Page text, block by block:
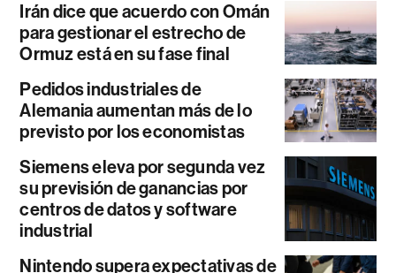
Irán dice que acuerdo con Omán
para gestionar el estrecho de
Ormuz está en su fase final
Pedidos industriales de
Alemania aumentan más de lo
previsto por los economistas
Siemens eleva por segunda vez
su previsión de ganancias por
centros de datos y software
industrial
Nintendo supera expectativas de